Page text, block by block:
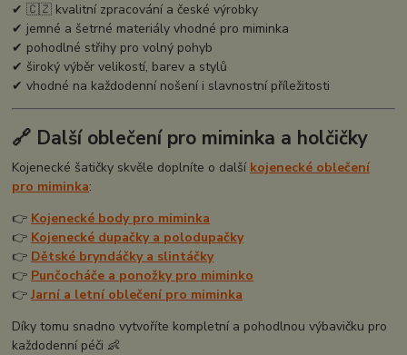
✔ 🇨🇿 kvalitní zpracování a české výrobky
✔ jemné a šetrné materiály vhodné pro miminka
✔ pohodlné střihy pro volný pohyb
✔ široký výběr velikostí, barev a stylů
✔ vhodné na každodenní nošení i slavnostní příležitosti
🔗 Další oblečení pro miminka a holčičky
Kojenecké šatičky skvěle doplníte o další kojenecké oblečení
pro miminka:
👉 Kojenecké body pro miminka
👉 Kojenecké dupačky a polodupačky
👉 Dětské bryndáčky a slintáčky
👉 Punčocháče a ponožky pro miminko
👉Jarní a letní oblečení pro miminka
Díky tomu snadno vytvoříte kompletní a pohodlnou výbavičku pro
každodenní péči 👶